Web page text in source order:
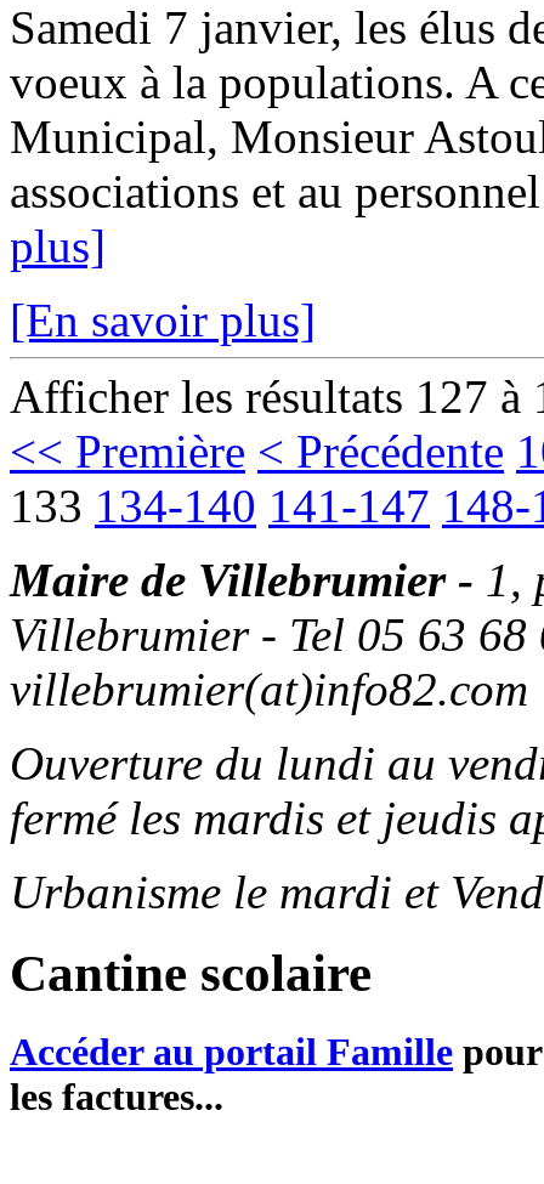
Samedi 7 janvier, les élus
voeux à la populations. A
Municipal, Monsieur Astoul
associations et au
plus]
[En savoir plus]
Afficher les résultats 127 à
<< Première < Précédente
133 134-140 141-147 148-
Maire de Villebrumier - 1,
Villebrumier - Tel 05 63
villebrumier(at)info82.com
Ouverture du lundi au
fermé les mardis et jeudis
Urbanisme le mardi et
Cantine scolaire
Accéder au portail Famille
les factures...